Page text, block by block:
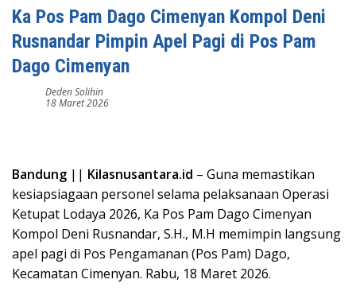
Ka Pos Pam Dago Cimenyan Kompol Deni
Rusnandar Pimpin Apel Pagi di Pos Pam
Dago Cimenyan
Deden Solihin
18 Maret 2026
Bandung || Kilasnusantara.id – Guna memastikan
kesiapsiagaan personel selama pelaksanaan Operasi
Ketupat Lodaya 2026, Ka Pos Pam Dago Cimenyan
Kompol Deni Rusnandar, S.H., M.H memimpin langsung
apel pagi di Pos Pengamanan (Pos Pam) Dago,
Kecamatan Cimenyan. Rabu, 18 Maret 2026.